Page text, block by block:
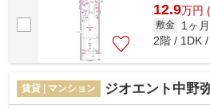
12.9万円
敷金 1ヶ月
2階 / 1DK
賃貸 | マンション ジオエント中野